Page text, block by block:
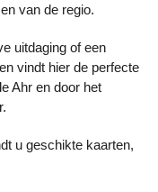
van de regio.
uitdaging of een
vindt hier de perfecte
Ahr en door het
u geschikte kaarten,